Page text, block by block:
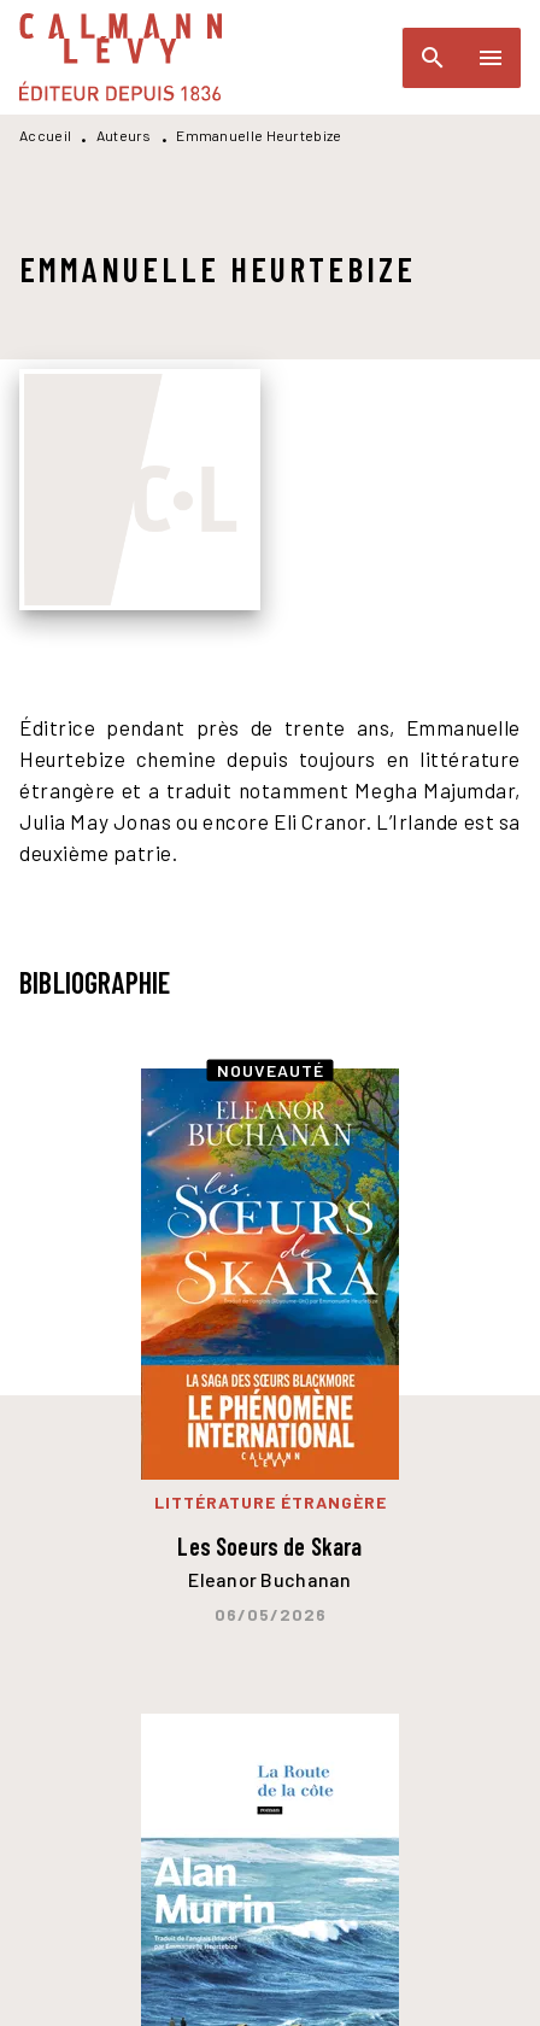
MENU RECHERCHE
PIED DE PAGE
search menu
Accueil • Auteurs • Emmanuelle Heurtebize
EMMANUELLE HEURTEBIZE
Éditrice pendant près de trente ans, Emmanuelle
Heurtebize chemine depuis toujours en littérature
étrangère et a traduit notamment Megha Majumdar,
Julia May Jonas ou encore Eli Cranor. L’Irlande est sa
deuxième patrie.
BIBLIOGRAPHIE
NOUVEAUTÉ
LITTÉRATURE ÉTRANGÈRE
Les Soeurs de Skara
Eleanor Buchanan
06/05/2026